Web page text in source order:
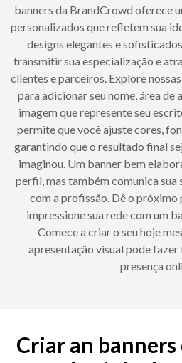
banners da BrandCrowd oferece
personalizados que refletem sua
designs elegantes e
transmitir sua especialização e
clientes e parceiros. Explore
para adicionar seu nome, área de
imagem que represente seu
permite que você ajuste cores,
garantindo que o resultado final
imaginou. Um banner bem
perfil, mas também comunica sua
com a profissão. Dê o próximo
impressione sua rede com um
Comece a criar o seu hoje
apresentação visual pode fazer
presença
Criar an banners